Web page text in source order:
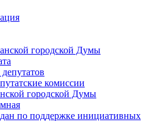
городской Думы
комиссии
городской Думы
по поддержке инициативных